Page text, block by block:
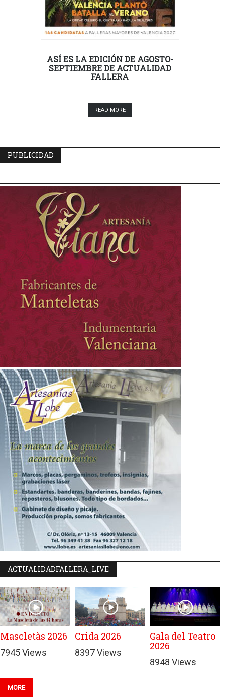
ASÍ ES LA EDICIÓN DE AGOSTO-
SEPTIEMBRE DE ACTUALIDAD
FALLERA
READ MORE
PUBLICIDAD
ACTUALIDADFALLERA_LIVE
Mascletàs 2026
7945 Views
Crida 2026
8397 Views
Gala del Teatro
2026
8948 Views
MORE